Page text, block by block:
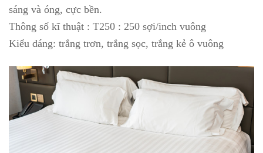
sáng và óng, cực bền.
Thông số kĩ thuật : T250 : 250 sợi/inch vuông
Kiểu dáng: trắng trơn, trắng sọc, trắng kẻ ô vuông